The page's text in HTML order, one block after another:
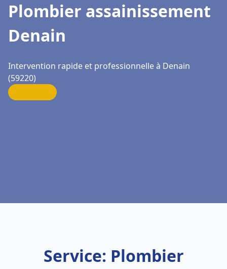
Plombier assainissement
Denain
Intervention rapide et professionnelle à Denain
(59220)
Service: Plombier